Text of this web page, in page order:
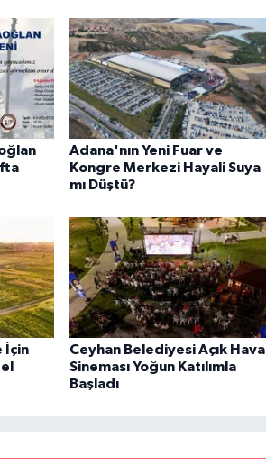
Adana'nın Yeni Fuar ve
Kongre Merkezi Hayali Suya
mı Düştü?
İçin
Ceyhan Belediyesi Açık Hava
Sineması Yoğun Katılımla
Başladı